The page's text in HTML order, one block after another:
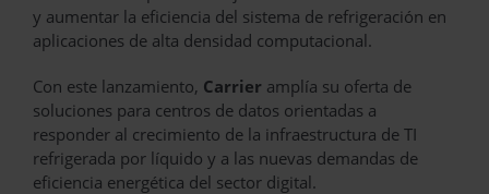
y aumentar la eficiencia del sistema de refrigeración en
aplicaciones de alta densidad computacional.
Con este lanzamiento, Carrier amplía su oferta de
soluciones para centros de datos orientadas a
responder al crecimiento de la infraestructura de TI
refrigerada por líquido y a las nuevas demandas de
eficiencia energética del sector digital.